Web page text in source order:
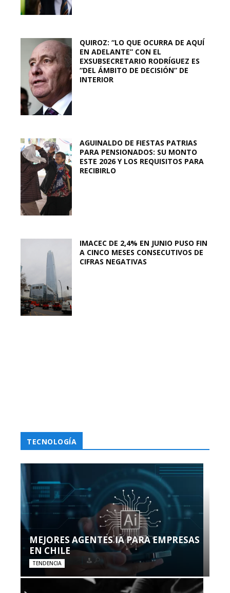
QUIROZ: “LO QUE OCURRA DE AQUÍ
EN ADELANTE” CON EL
EXSUBSECRETARIO RODRÍGUEZ ES
“DEL ÁMBITO DE DECISIÓN” DE
INTERIOR
AGUINALDO DE FIESTAS PATRIAS
PARA PENSIONADOS: SU MONTO
ESTE 2026 Y LOS REQUISITOS PARA
RECIBIRLO
IMACEC DE 2,4% EN JUNIO PUSO FIN
A CINCO MESES CONSECUTIVOS DE
CIFRAS NEGATIVAS
TECNOLOGÍA
MEJORES AGENTES IA PARA EMPRESAS
EN CHILE
TENDENCIA